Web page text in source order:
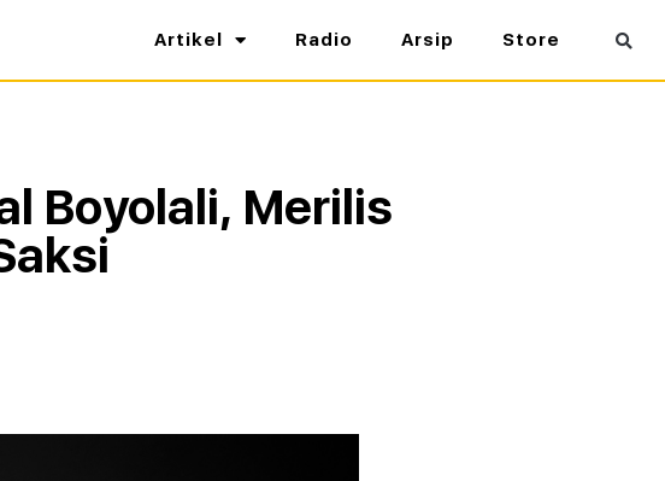
Artikel Radio Arsip Store
Boyolali, Merilis